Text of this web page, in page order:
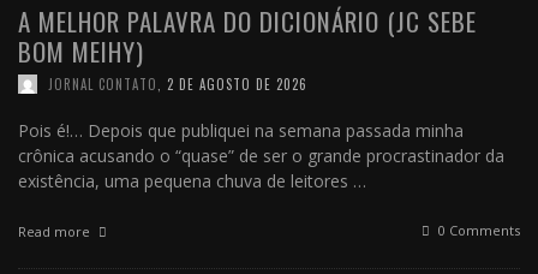
A MELHOR PALAVRA DO DICIONÁRIO (JC SEBE
BOM MEIHY)
JORNAL CONTATO 2 DE AGOSTO DE 2026
Pois é!… Depois que publiquei na semana passada minha
crônica acusando o “quase” de ser o grande procrastinador da
existência, uma pequena chuva de leitores …
Read more 0 Comments